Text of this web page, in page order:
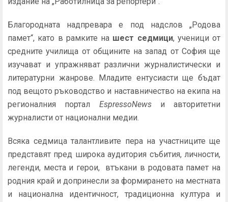
Благородната надпревара е под надслов „Родова
памет“, като в рамките на шест седмици, ученици от
средните училища от общините на запад от София ще
изучават и упражняват различни журналистически и
литературни жанрове. Младите ентусиасти ще бъдат
под вещото ръководство и наставничество на екипа на
регионалния портал EspressoNewsи авторитетни
журналисти от национални медии.
Всяка седмица талантливите пера на участниците ще
представят пред широка аудитория събития, личности,
легенди, места и герои, втъкани в родовата памет на
родния край и допринесли за формирането на местната
и национална идентичност, традиционна култура и